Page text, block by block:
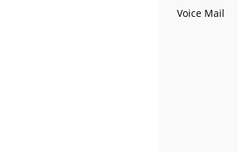
Voice Mail